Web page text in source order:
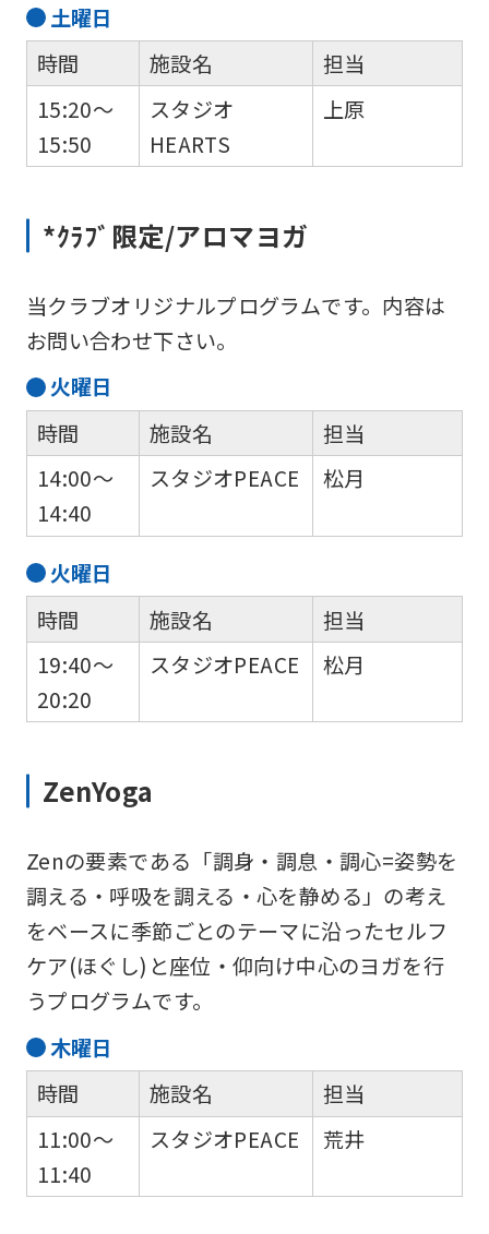
土曜日
時間
15:20～
15:50
施設名
スタジオ
HEARTS
担当
上原
*ｸﾗﾌﾞ限定/アロマヨガ
当クラブオリジナルプログラムです。内容は
お問い合わせ下さい。
火曜日
時間
14:00～
14:40
施設名
スタジオPEACE
担当
松月
火曜日
時間
19:40～
20:20
施設名
スタジオPEACE
担当
松月
ZenYoga
Zenの要素である「調身・調息・調心=姿勢を
調える・呼吸を調える・心を静める」の考え
をベースに季節ごとのテーマに沿ったセルフ
ケア(ほぐし)と座位・仰向け中心のヨガを行
うプログラムです。
木曜日
時間
11:00～
11:40
施設名
スタジオPEACE
担当
荒井